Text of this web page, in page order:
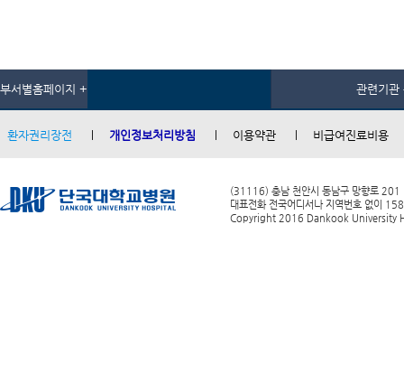
부서별홈페이지 + 관련기관
환자권리장전 개인정보처리방침 이용약관 비급여진료비용
(31116) 충남 천안시 동남구 망향로 201
대표전화 전국어디서나 지역번호 없이
Copyright 2016 Dankook University